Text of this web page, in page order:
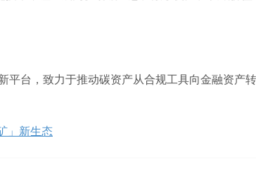
台，致力于推动碳资产从合规工具向金融资产转
」新生态